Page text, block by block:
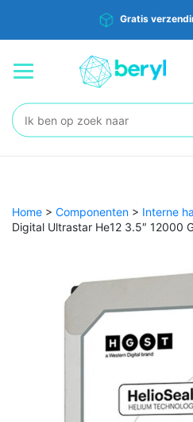
Gratis
Zoeken:
Home > Componenten > Interne
Digital Ultrastar He12 3.5″ 12000